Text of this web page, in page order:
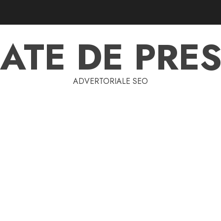
DE
ADVERTORIALE SEO